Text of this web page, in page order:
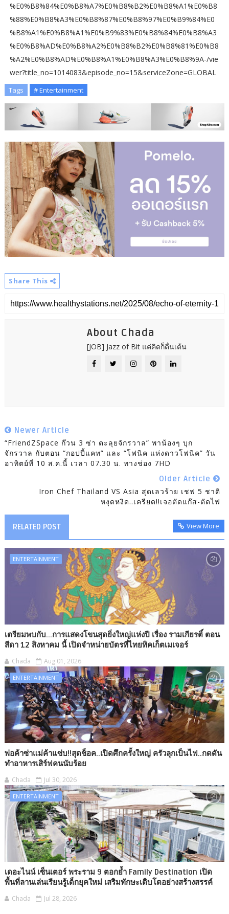
%E0%B8%84%E0%B8%A7%E0%B8%B2%E0%B8%A1%E0%B8
%88%E0%B8%A3%E0%B8%87%E0%B8%97%E0%B9%84%E0
%B8%A1%E0%B8%A1%E0%B9%83%E0%B8%84%E0%B8%A3
%E0%B8%AD%E0%B8%A2%E0%B8%B2%E0%B8%81%E0%B8
%A2%E0%B8%AD%E0%B8%A1%E0%B8%A3%E0%B8%9A-/vie
wer?title_no=1014083&episode_no=15&serviceZone=GLOBAL
Tags # Entertainment
Share This
About Chada
[JOB] Jazz of Bit แค่คิดก็ตื่นเต้น
Newer Article
“FriendZSpace ก๊วน 3 ซ่า ตะลุยจักรวาล” พาน้องๆ บุก
จักรวาล กับตอน “กอปปี้แคท” และ “โฟนิค แห่งดาวโฟนิค” วัน
อาทิตย์ที่ 10 ส.ค.นี้ เวลา 07.30 น. ทางช่อง 7HD
Older Article
Iron Chef Thailand VS Asia สุดเลวร้าย เชฟ 5 ชาติ
หงุดหงิด..เครียด!!เจอตัดแก๊ส-ตัดไฟ
RELATED POST View More
ENTERTAINMENT
เตรียมพบกับ...การแสดงโขนสุดยิ่งใหญ่แห่งปี เรื่อง รามเกียรติ์ ตอน
สีดา 12 สิงหาคม นี้ เปิดจำหน่ายบัตรที่ไทยทิคเก็ตเมเจอร์
Chada Aug 01, 2026
ENTERTAINMENT
พ่อค้าซ่าแม่ค้าแซ่บ!!สุดช็อค..เปิดศึกครั้งใหญ่ ครัวลุกเป็นไฟ..กดดัน
ทำอาหารเสิร์ฟคนนับร้อย
Chada Jul 30, 2026
ENTERTAINMENT
เดอะไนน์ เซ็นเตอร์ พระราม 9 ตอกย้ำ Family Destination เปิด
พื้นที่ลานเล่นเรียนรู้เด็กยุคใหม่ เสริมทักษะเติบโตอย่างสร้างสรรค์
Chada Jul 28, 2026